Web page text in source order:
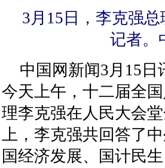
3月15日，李克强
记者。
中国网新闻3月15
今天上午，十二届全
理李克强在人民大会
上，李克强共回答了
国经济发展、国计民